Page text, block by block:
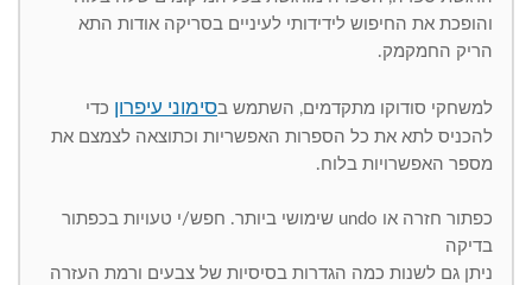
והופכת את החיפוש לידידותי לעיניים בסריקה אודות התא
הריק החמקמק.
למשחקי סודוקו מתקדמים, השתמש בסימוני עיפרון כדי
להכניס לתא את כל הספרות האפשריות וכתוצאה לצמצם את
מספר האפשרויות בלוח.
כפתור חזרה או undo שימושי ביותר. חפש/י טעויות בכפתור
בדיקה
ניתן גם לשנות כמה הגדרות בסיסיות של צבעים ורמת העזרה